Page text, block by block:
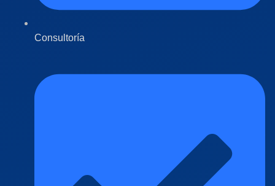
Consultoría